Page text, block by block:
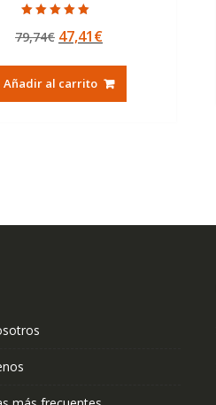
5.00
de 5
79,74€ El
original
era:
47,41€El
actual
es:
Añadir al carrito